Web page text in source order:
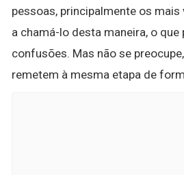
pessoas, principalmente os mais
a chamá-lo desta maneira, o que
confusões. Mas não se
remetem à mesma etapa de